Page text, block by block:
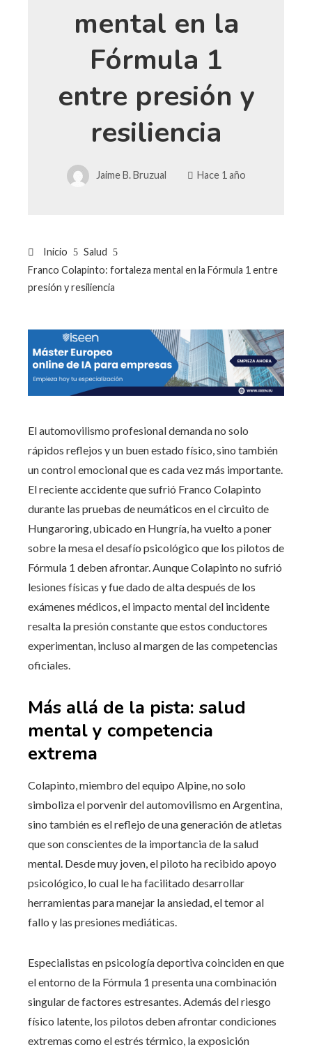
mental en la
Fórmula 1
entre presión y
resiliencia
Jaime B. Bruzual Hace 1 año
Inicio
Salud
Franco Colapinto: fortaleza mental en la Fórmula 1 entre
presión y resiliencia
El automovilismo profesional demanda no solo
rápidos reflejos y un buen estado físico, sino también
un control emocional que es cada vez más importante.
El reciente accidente que sufrió Franco Colapinto
durante las pruebas de neumáticos en el circuito de
Hungaroring, ubicado en Hungría, ha vuelto a poner
sobre la mesa el desafío psicológico que los pilotos de
Fórmula 1 deben afrontar. Aunque Colapinto no sufrió
lesiones físicas y fue dado de alta después de los
exámenes médicos, el impacto mental del incidente
resalta la presión constante que estos conductores
experimentan, incluso al margen de las competencias
oficiales.
Más allá de la pista: salud
mental y competencia
extrema
Colapinto, miembro del equipo Alpine, no solo
simboliza el porvenir del automovilismo en Argentina,
sino también es el reflejo de una generación de atletas
que son conscientes de la importancia de la salud
mental. Desde muy joven, el piloto ha recibido apoyo
psicológico, lo cual le ha facilitado desarrollar
herramientas para manejar la ansiedad, el temor al
fallo y las presiones mediáticas.
Especialistas en psicología deportiva coinciden en que
el entorno de la Fórmula 1 presenta una combinación
singular de factores estresantes. Además del riesgo
físico latente, los pilotos deben afrontar condiciones
extremas como el estrés térmico, la exposición